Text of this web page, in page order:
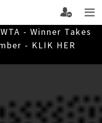
- Winner Takes
- KLIK HER